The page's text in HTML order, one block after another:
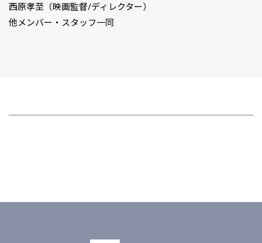
西原孝至（映画監督/ディレクター）
他メンバー・スタッフ一同